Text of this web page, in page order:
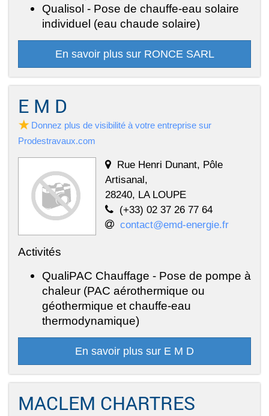
Qualisol - Pose de chauffe-eau solaire
individuel (eau chaude solaire)
En savoir plus sur RONCE SARL
E M D
Donnez plus de visibilité à votre entreprise sur
Prodestravaux.com
Rue Henri Dunant, Pôle
Artisanal,
28240, LA LOUPE
(+33) 02 37 26 77 64
contact@emd-energie.fr
Activités
QualiPAC Chauffage - Pose de pompe à
chaleur (PAC aérothermique ou
géothermique et chauffe-eau
thermodynamique)
En savoir plus sur E M D
MACLEM CHARTRES